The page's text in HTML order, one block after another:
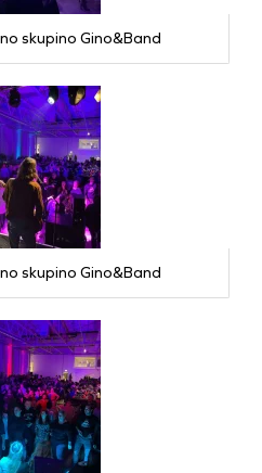
skupino Gino&Band
skupino Gino&Band